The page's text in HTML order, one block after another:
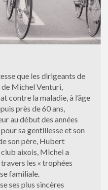
que les dirigeants de
de Michel Venturi,
contre la maladie, à l’âge
près de 60 ans,
au début des années
sa gentillesse et son
son père, Hubert
aixois, Michel a
les « trophées
familiale.
ses plus sincères